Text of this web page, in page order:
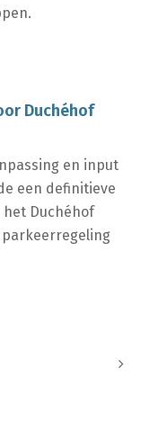
Duchéhof
en input
een definitieve
Duchéhof
parkeerregeling